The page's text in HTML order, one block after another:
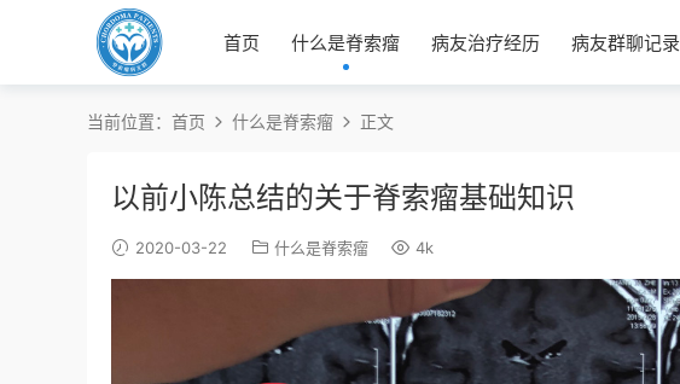
首页 什么是脊索瘤 病友治疗经历 病友群聊记录
当前位置： 首页 什么是脊索瘤 正文
以前小陈总结的关于脊索瘤基础知识
2020-03-22 什么是脊索瘤 4k